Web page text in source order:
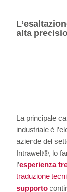
alta
La principale
industriale è
aziende del
Intrawelt®, lo
l’esperienza
traduzione
supporto